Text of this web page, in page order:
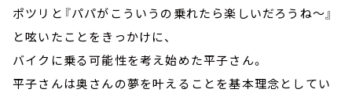
ポツリと『パパがこういうの乗れたら楽しいだろうね～』
と呟いたことをきっかけに、
バイクに乗る可能性を考え始めた平子さん。
平子さんは奥さんの夢を叶えることを基本理念としてい